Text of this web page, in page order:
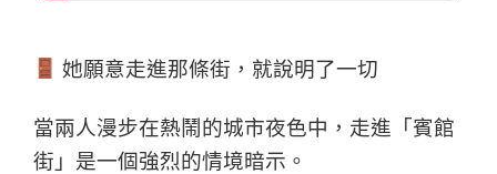
她願意走進那條街，就說明了一切
當兩人漫步在熱鬧的城市夜色中，走進「賓館
街」是一個強烈的情境暗示。